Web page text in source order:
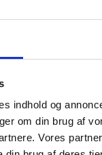
indhold og
om din brug af
Vores